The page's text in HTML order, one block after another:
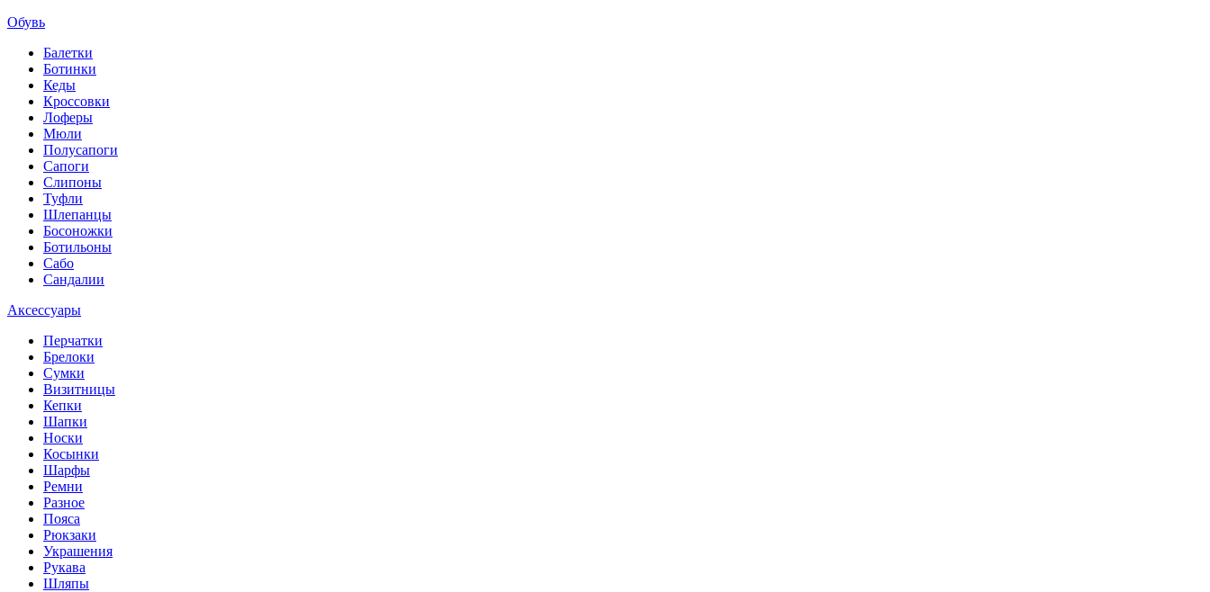
Обувь
Балетки
Ботинки
Кеды
Кроссовки
Лоферы
Мюли
Полусапоги
Сапоги
Слипоны
Туфли
Шлепанцы
Босоножки
Ботильоны
Сабо
Сандалии
Аксессуары
Перчатки
Брелоки
Сумки
Визитницы
Кепки
Шапки
Носки
Косынки
Шарфы
Ремни
Разное
Пояса
Рюкзаки
Украшения
Рукава
Шляпы